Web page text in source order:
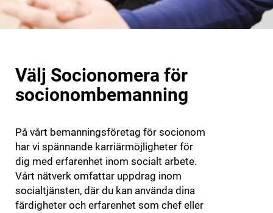
Välj Socionomera för
socionombemanning
På vårt bemanningsföretag för socionom
har vi spännande karriärmöjligheter för
dig med erfarenhet inom socialt arbete.
Vårt nätverk omfattar uppdrag inom
socialtjänsten, där du kan använda dina
färdigheter och erfarenhet som chef eller